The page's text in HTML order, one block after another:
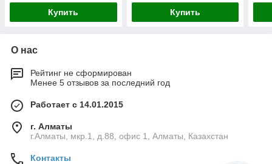
Купить Купить
О нас
Рейтинг не сформирован
Менее 5 отзывов за последний год
Работает с 14.01.2015
г. Алматы
г.Алматы, мкр.1, д.88, офис 1, Алматы, Казахстан
Контакты